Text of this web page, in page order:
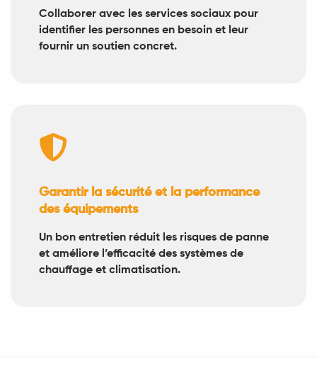
Collaborer avec les services sociaux pour
identifier les personnes en besoin et leur
fournir un soutien concret.

Garantir la sécurité et la performance
des équipements
Un bon entretien réduit les risques de panne
et améliore l’efficacité des systèmes de
chauffage et climatisation.